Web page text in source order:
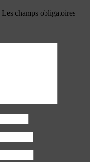
Les champs obligatoires